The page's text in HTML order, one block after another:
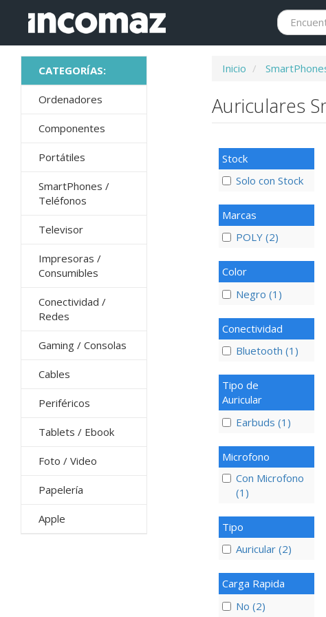
Ordenadores
Componentes
Portátiles
SmartPhones /
Teléfonos
Televisor
Impresoras /
Consumibles
Conectividad /
Redes
Gaming / Consolas
Cables
Periféricos
Tablets / Ebook
Foto / Video
Papelería
Apple
Inicio
Auriculares
Stock
Solo con Stock
Marcas
POLY (2)
Color
Negro (1)
Conectividad
Bluetooth (1)
Tipo de
Auricular
Earbuds (1)
Microfono
Con Microfono
(1)
Tipo
Auricular (2)
Carga Rapida
No (2)